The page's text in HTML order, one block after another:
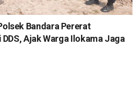
Bandara Pererat
Ajak Warga Ilokama Jaga